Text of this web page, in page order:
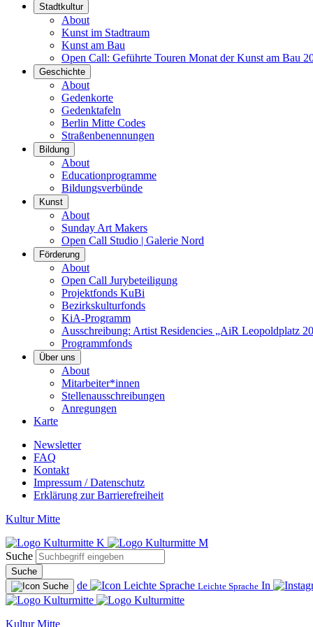
Stadtkultur
About
Kunst im Stadtraum
Kunst am Bau
Open Call: Geführte Touren Monat der Kunst am Bau
Geschichte
About
Gedenkorte
Gedenktafeln
Berlin Mitte Codes
Straßenbenennungen
Bildung
About
Educationprogramme
Bildungsverbünde
Kunst
About
Sunday Art Makers
Open Call Studio | Galerie Nord
Förderung
About
Open Call Jurybeteiligung
Projektfonds KuBi
Bezirkskulturfonds
KiA-Programm
Ausschreibung: Artist Residencies „AiR Leopoldplatz
Programmfonds
Über uns
About
Mitarbeiter*innen
Stellenausschreibungen
Anregungen
Karte
Newsletter
FAQ
Kontakt
Impressum / Datenschutz
Erklärung zur Barrierefreiheit
Kultur Mitte
Suche
Suche
de Leichte Sprache In
Kultur Mitte